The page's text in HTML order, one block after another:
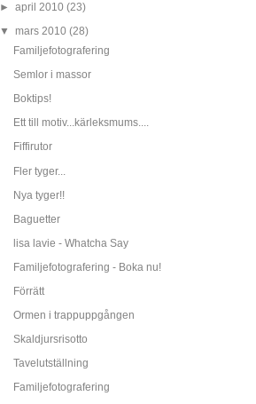
►april 2010(23)
▼mars 2010(28)
Familjefotografering
Semlor i massor
Boktips!
Ett till motiv...kärleksmums....
Fiffirutor
Fler tyger...
Nya tyger!!
Baguetter
lisa lavie - Whatcha Say
Familjefotografering - Boka nu!
Förrätt
Ormen i trappuppgången
Skaldjursrisotto
Tavelutställning
Familjefotografering